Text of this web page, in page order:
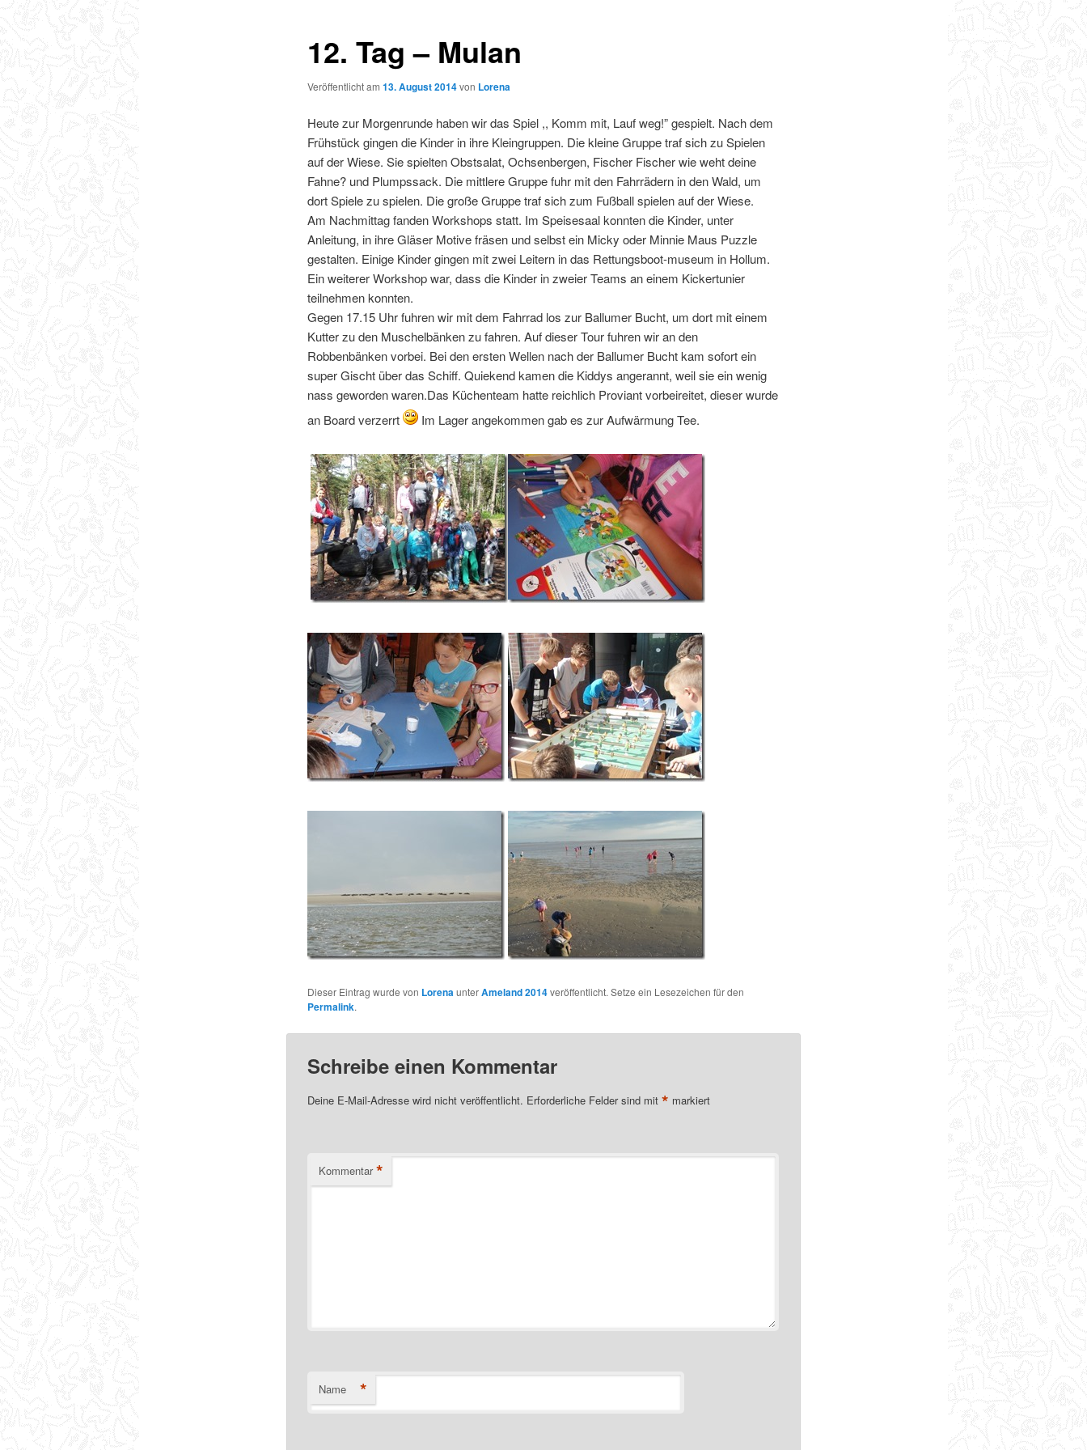
12. Tag – Mulan
Veröffentlicht am 13. August 2014von Lorena
Heute zur Morgenrunde haben wir das Spiel ,, Komm mit, Lauf weg!” gespielt. Nach dem
Frühstück gingen die Kinder in ihre Kleingruppen. Die kleine Gruppe traf sich zu Spielen
auf der Wiese. Sie spielten Obstsalat, Ochsenbergen, Fischer Fischer wie weht deine
Fahne? und Plumpssack. Die mittlere Gruppe fuhr mit den Fahrrädern in den Wald, um
dort Spiele zu spielen. Die große Gruppe traf sich zum Fußball spielen auf der Wiese.
Am Nachmittag fanden Workshops statt. Im Speisesaal konnten die Kinder, unter
Anleitung, in ihre Gläser Motive fräsen und selbst ein Micky oder Minnie Maus Puzzle
gestalten. Einige Kinder gingen mit zwei Leitern in das Rettungsboot-museum in Hollum.
Ein weiterer Workshop war, dass die Kinder in zweier Teams an einem Kickertunier
teilnehmen konnten.
Gegen 17.15 Uhr fuhren wir mit dem Fahrrad los zur Ballumer Bucht, um dort mit einem
Kutter zu den Muschelbänken zu fahren. Auf dieser Tour fuhren wir an den
Robbenbänken vorbei. Bei den ersten Wellen nach der Ballumer Bucht kam sofort ein
super Gischt über das Schiff. Quiekend kamen die Kiddys angerannt, weil sie ein wenig
nass geworden waren.Das Küchenteam hatte reichlich Proviant vorbeireitet, dieser wurde
an Board verzerrt
Im Lager angekommen gab es zur Aufwärmung Tee.
Dieser Eintrag wurde von Lorena unterAmeland 2014veröffentlicht. Setze ein Lesezeichen für den
Permalink.
Schreibe einen Kommentar
Deine E-Mail-Adresse wird nicht veröffentlicht. Erforderliche Felder sind mit * markiert
Kommentar *
Name *